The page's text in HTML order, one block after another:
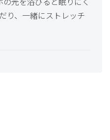
り、一緒にストレッチ